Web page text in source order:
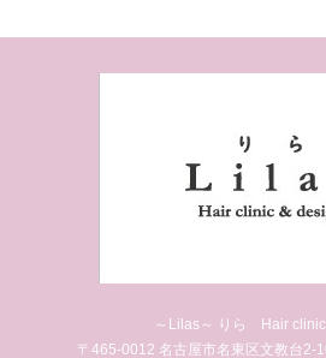
～Lilas～ りら Hair
〒465-0012 名古屋市名東区文教台